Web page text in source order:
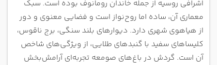
اشرافی روسیه از جمله خاندان رومانوف بوده است. سبک
معماری آن، ساده اما روح‌نواز است و فضایی معنوی و دور
از هیاهوی شهری دارد. دیوارهای بلند سنگی، برج ناقوس،
کلیساهای سفید با گنبدهای طلایی، از ویژگی‌های شاخص
آن است. گردش در باغ‌های صومعه تجربه‌ای آرامش‌بخش